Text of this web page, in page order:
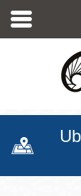
contenido